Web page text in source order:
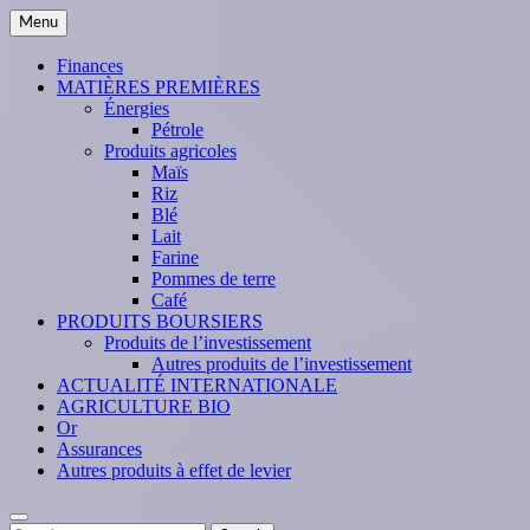
Skip
to
content
Menu
Finances
MATIÈRES PREMIÈRES
Énergies
Pétrole
Produits agricoles
Maïs
Riz
Blé
Lait
Farine
Pommes de terre
Café
PRODUITS BOURSIERS
Produits de l’investissement
Autres produits de l’investissement
ACTUALITÉ INTERNATIONALE
AGRICULTURE BIO
Or
Assurances
Autres produits à effet de levier
Search